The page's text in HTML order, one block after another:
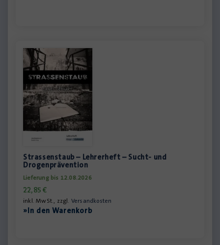
Strassenstaub – Lehrerheft – Sucht- und
Drogenprävention
Lieferung bis 12.08.2026
22,85€
inkl. MwSt., zzgl. Versandkosten
»In den Warenkorb